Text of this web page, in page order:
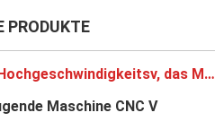
PRODUKTE
Hochgeschwindigkeitsv, das Maschine fugt
Maschine CNC V